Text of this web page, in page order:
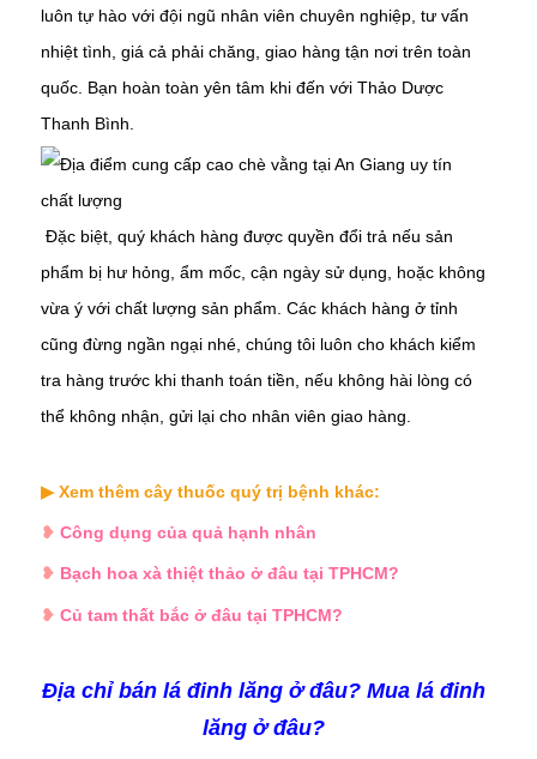
luôn tự hào với đội ngũ nhân viên chuyên nghiệp, tư vấn
nhiệt tình, giá cả phải chăng, giao hàng tận nơi trên toàn
quốc. Bạn hoàn toàn yên tâm khi đến với Thảo Dược
Thanh Bình.
Đặc biệt, quý khách hàng được quyền đổi trả nếu sản
phẩm bị hư hỏng, ẩm mốc, cận ngày sử dụng, hoặc không
vừa ý với chất lượng sản phẩm. Các khách hàng ở tỉnh
cũng đừng ngần ngại nhé, chúng tôi luôn cho khách kiểm
tra hàng trước khi thanh toán tiền, nếu không hài lòng có
thể không nhận, gửi lại cho nhân viên giao hàng.
▶ Xem thêm cây thuốc quý trị bệnh khác:
❥ Công dụng của quả hạnh nhân
❥ Bạch hoa xà thiệt thảo ở đâu tại TPHCM?
❥ Củ tam thất bắc ở đâu tại TPHCM?
Địa chỉ bán lá đinh lăng ở đâu? Mua lá đinh
lăng ở đâu?